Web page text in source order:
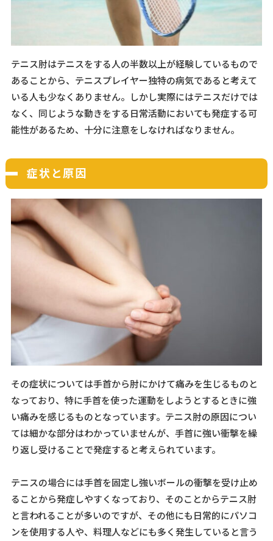
テニス肘はテニスをする人の半数以上が経験しているもので
あることから、テニスプレイヤー独特の病気であると考えて
いる人も少なくありません。しかし実際にはテニスだけでは
なく、同じような動きをする日常活動においても発症する可
能性があるため、十分に注意をしなければなりません。
症状と原因
その症状については手首から肘にかけて痛みを生じるものと
なっており、特に手首を使った運動をしようとするときに強
い痛みを感じるものとなっています。テニス肘の原因につい
ては細かな部分はわかっていませんが、手首に強い衝撃を繰
り返し受けることで発症すると考えられています。
テニスの場合には手首を固定し強いボールの衝撃を受け止め
ることから発症しやすくなっており、そのことからテニス肘
と言われることが多いのですが、その他にも日常的にパソコ
ンを使用する人や、料理人などにも多く発生していると言う